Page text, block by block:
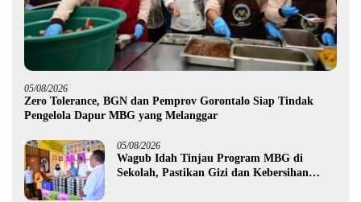
05/08/2026
Zero Tolerance, BGN dan Pemprov Gorontalo Siap Tindak
Pengelola Dapur MBG yang Melanggar
05/08/2026
Wagub Idah Tinjau Program MBG di
Sekolah, Pastikan Gizi dan Kebersihan